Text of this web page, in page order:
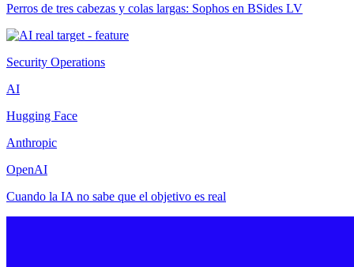
Perros de tres cabezas y colas largas: Sophos en BSides LV
Security Operations
AI
Hugging Face
Anthropic
OpenAI
Cuando la IA no sabe que el objetivo es real